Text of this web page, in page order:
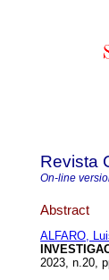
Revista
On-line
Abstract
ALFARO,
2023, n.20,